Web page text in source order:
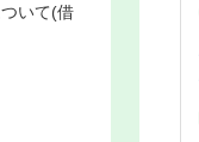
いて(借